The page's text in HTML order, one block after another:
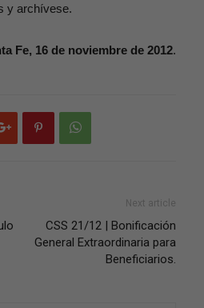
y archívese.
Fe, 16 de noviembre de 2012.
Next article
CSS 21/12 | Bonificación
General Extraordinaria para
Beneficiarios.